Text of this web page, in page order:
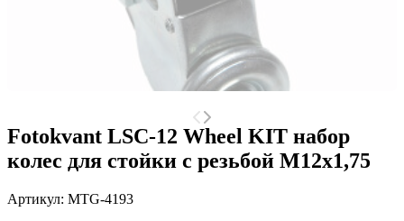
Fotokvant LSC-12 Wheel KIT набор
колес для стойки с резьбой М12х1,75
Артикул: MTG-4193